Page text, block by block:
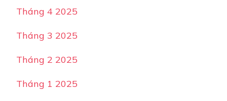
Tháng 4 2025
Tháng 3 2025
Tháng 2 2025
Tháng 1 2025